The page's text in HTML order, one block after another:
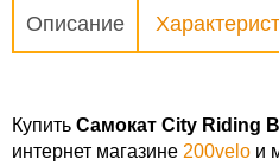
Описание
Купить Самокат City Riding
интернет магазине 200velo и